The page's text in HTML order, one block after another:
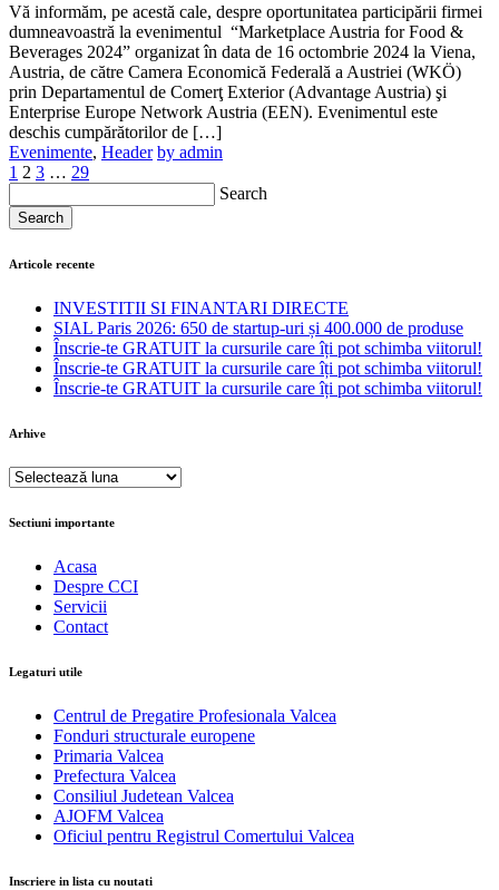
Vă informăm, pe acestă cale, despre oportunitatea participării firmei
dumneavoastră la evenimentul “Marketplace Austria for Food &
Beverages 2024” organizat în data de 16 octombrie 2024 la Viena,
Austria, de către Camera Economică Federală a Austriei (WKÖ)
prin Departamentul de Comerţ Exterior (Advantage Austria) şi
Enterprise Europe Network Austria (EEN). Evenimentul este
deschis cumpărătorilor de […]
Evenimente, Header by admin
1 2 3 … 29
Search
Search
Articole recente
INVESTITII SI FINANTARI DIRECTE
SIAL Paris 2026: 650 de startup-uri și 400.000 de produse
Înscrie-te GRATUIT la cursurile care îți pot schimba viitorul!
Înscrie-te GRATUIT la cursurile care îți pot schimba viitorul!
Înscrie-te GRATUIT la cursurile care îți pot schimba viitorul!
Arhive
Arhive
Sectiuni importante
Acasa
Despre CCI
Servicii
Contact
Legaturi utile
Centrul de Pregatire Profesionala Valcea
Fonduri structurale europene
Primaria Valcea
Prefectura Valcea
Consiliul Judetean Valcea
AJOFM Valcea
Oficiul pentru Registrul Comertului Valcea
Inscriere in lista cu noutati